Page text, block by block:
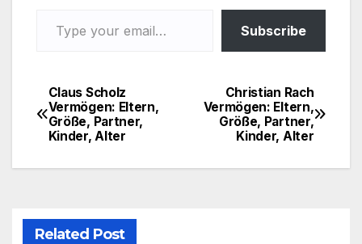
Subscribe
Post
navigation
Christian Rach
Vermögen: Eltern,
Größe, Partner,
Kinder, Alter
Claus Scholz
Vermögen: Eltern,
Größe, Partner,
Kinder, Alter
Related Post